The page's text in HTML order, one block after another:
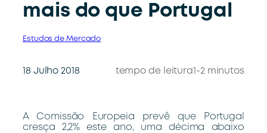
mais do que Portugal
Estudos de Mercado
18 Julho 2018 tempo de leitura 1-2 minutos
A Comissão Europeia prevê que Portugal
cresça 2,2% este ano, uma décima abaixo